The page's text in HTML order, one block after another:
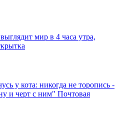
мир в 4 часа утра,
у кота: никогда не торопись -
и черт с ним" Почтовая